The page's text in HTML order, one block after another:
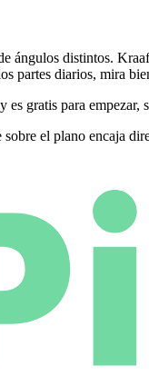
ángulos distintos.
partes diarios, mira
gratis para empezar,
sobre el plano encaja